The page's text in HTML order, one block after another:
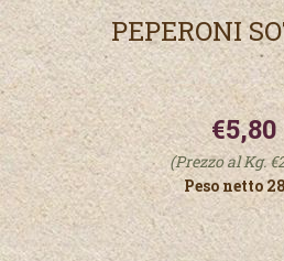
PEPERONI
€5,80
(Prezzo al Kg.
Peso netto